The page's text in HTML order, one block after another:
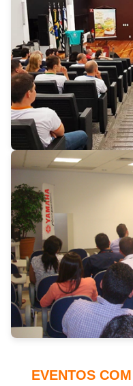
EVENTOS